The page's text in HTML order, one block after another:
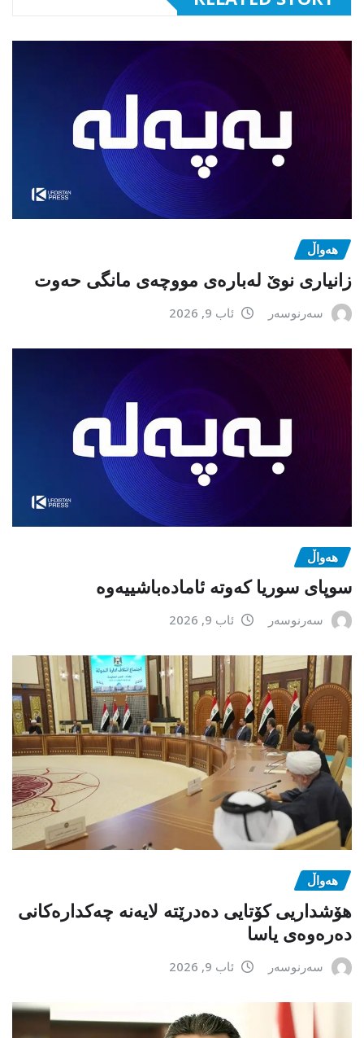
هەواڵ
زانیاری نوێ لەبارەی مووچەی مانگی حەوت
سەرنوسەر ئاب 9, 2026
هەواڵ
سوپای سوریا کەوتە ئامادەباشییەوە
سەرنوسەر ئاب 9, 2026
هەواڵ
هۆشداریی کۆتایی دەدرێتە لایەنە چەکدارەکانی
دەرەوەی یاسا
سەرنوسەر ئاب 9, 2026